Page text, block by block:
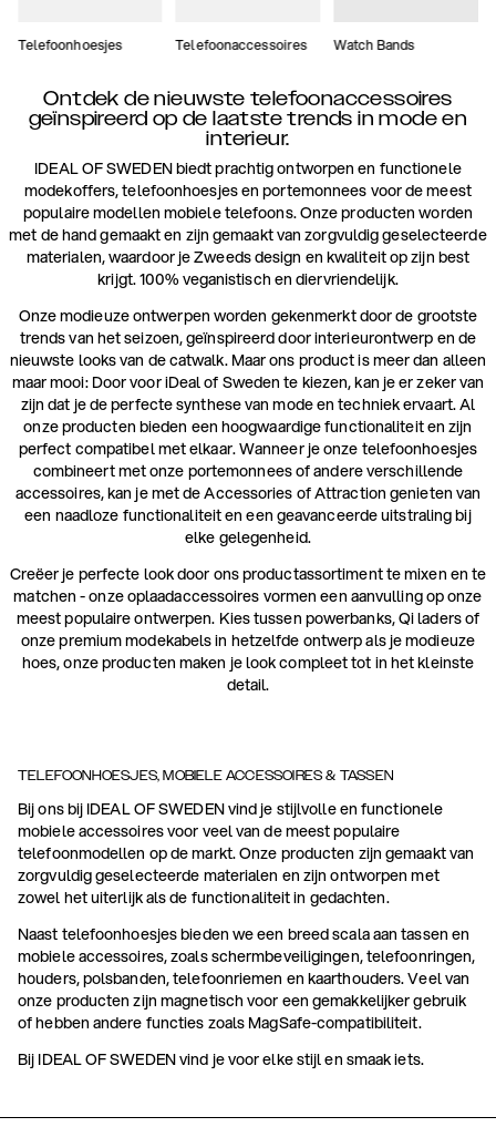
Telefoonhoesjes Telefoonaccessoires Watch Bands
Ontdek de nieuwste telefoonaccessoires
geïnspireerd op de laatste trends in mode en
interieur.
IDEAL OF SWEDEN biedt prachtig ontworpen en functionele
modekoffers, telefoonhoesjes en portemonnees voor de meest
populaire modellen mobiele telefoons. Onze producten worden
met de hand gemaakt en zijn gemaakt van zorgvuldig geselecteerde
materialen, waardoor je Zweeds design en kwaliteit op zijn best
krijgt. 100% veganistisch en diervriendelijk.
Onze modieuze ontwerpen worden gekenmerkt door de grootste
trends van het seizoen, geïnspireerd door interieurontwerp en de
nieuwste looks van de catwalk. Maar ons product is meer dan alleen
maar mooi: Door voor iDeal of Sweden te kiezen, kan je er zeker van
zijn dat je de perfecte synthese van mode en techniek ervaart. Al
onze producten bieden een hoogwaardige functionaliteit en zijn
perfect compatibel met elkaar. Wanneer je onze telefoonhoesjes
combineert met onze portemonnees of andere verschillende
accessoires, kan je met de Accessories of Attraction genieten van
een naadloze functionaliteit en een geavanceerde uitstraling bij
elke gelegenheid.
Creëer je perfecte look door ons productassortiment te mixen en te
matchen - onze oplaadaccessoires vormen een aanvulling op onze
meest populaire ontwerpen. Kies tussen powerbanks, Qi laders of
onze premium modekabels in hetzelfde ontwerp als je modieuze
hoes, onze producten maken je look compleet tot in het kleinste
detail.
TELEFOONHOESJES, MOBIELE ACCESSOIRES & TASSEN
Bij ons bij IDEAL OF SWEDEN vind je stijlvolle en functionele
mobiele accessoires voor veel van de meest populaire
telefoonmodellen op de markt. Onze producten zijn gemaakt van
zorgvuldig geselecteerde materialen en zijn ontworpen met
zowel het uiterlijk als de functionaliteit in gedachten.
Naast telefoonhoesjes bieden we een breed scala aan tassen en
mobiele accessoires, zoals schermbeveiligingen, telefoonringen,
houders, polsbanden, telefoonriemen en kaarthouders. Veel van
onze producten zijn magnetisch voor een gemakkelijker gebruik
of hebben andere functies zoals MagSafe-compatibiliteit.
Bij IDEAL OF SWEDEN vind je voor elke stijl en smaak iets.